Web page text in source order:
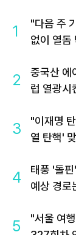
1
"다음 주
없이 열돔
2
중국산 에
럽 열광시
3
"이재명
열 탄핵'
4
태풍 '돌
예상 경로
5
"서울 여